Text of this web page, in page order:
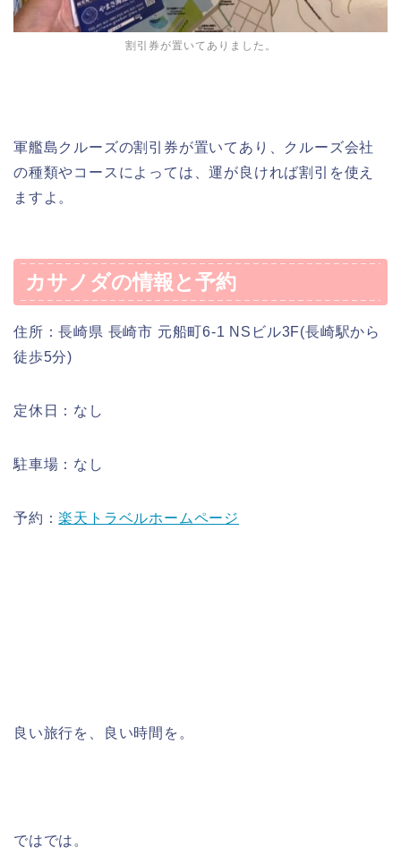
割引券が置いてありました。
軍艦島クルーズの割引券が置いてあり、クルーズ会社
の種類やコースによっては、運が良ければ割引を使え
ますよ。
カサノダの情報と予約
住所：長崎県 長崎市 元船町6-1 NSビル3F(長崎駅から
徒歩5分)
定休日：なし
駐車場：なし
予約：楽天トラベルホームページ
良い旅行を、良い時間を。
ではでは。